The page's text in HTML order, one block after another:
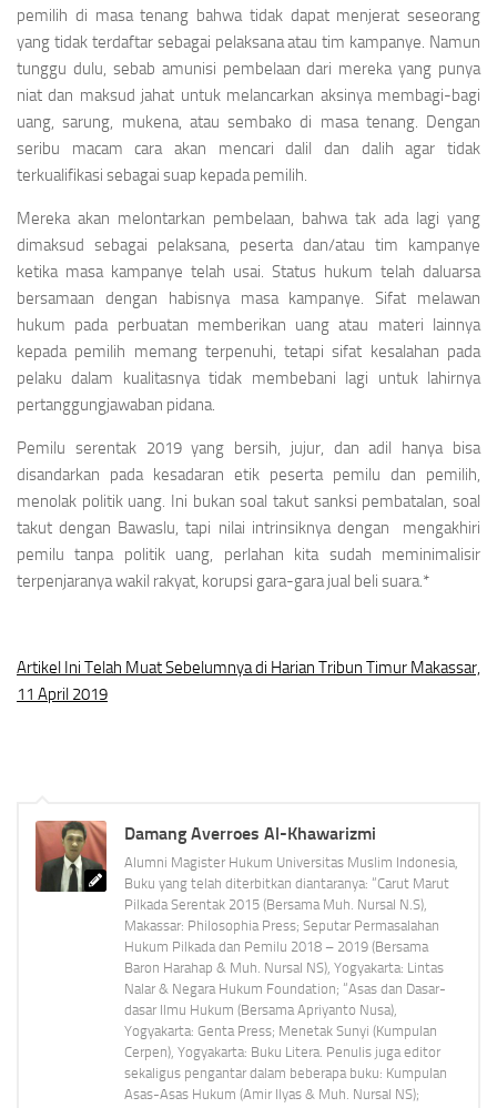
pemilih di masa tenang bahwa tidak dapat menjerat seseorang
yang tidak terdaftar sebagai pelaksana atau tim kampanye. Namun
tunggu dulu, sebab amunisi pembelaan dari mereka yang punya
niat dan maksud jahat untuk melancarkan aksinya membagi-bagi
uang, sarung, mukena, atau sembako di masa tenang. Dengan
seribu macam cara akan mencari dalil dan dalih agar tidak
terkualifikasi sebagai suap kepada pemilih.
Mereka akan melontarkan pembelaan, bahwa tak ada lagi yang
dimaksud sebagai pelaksana, peserta dan/atau tim kampanye
ketika masa kampanye telah usai. Status hukum telah daluarsa
bersamaan dengan habisnya masa kampanye. Sifat melawan
hukum pada perbuatan memberikan uang atau materi lainnya
kepada pemilih memang terpenuhi, tetapi sifat kesalahan pada
pelaku dalam kualitasnya tidak membebani lagi untuk lahirnya
pertanggungjawaban pidana.
Pemilu serentak 2019 yang bersih, jujur, dan adil hanya bisa
disandarkan pada kesadaran etik peserta pemilu dan pemilih,
menolak politik uang. Ini bukan soal takut sanksi pembatalan, soal
takut dengan Bawaslu, tapi nilai intrinsiknya dengan mengakhiri
pemilu tanpa politik uang, perlahan kita sudah meminimalisir
terpenjaranya wakil rakyat, korupsi gara-gara jual beli suara.*
Artikel Ini Telah Muat Sebelumnya di Harian Tribun Timur Makassar,
11 April 2019
Damang Averroes Al-Khawarizmi
Alumni Magister Hukum Universitas Muslim Indonesia,
Buku yang telah diterbitkan diantaranya: “Carut Marut
Pilkada Serentak 2015 (Bersama Muh. Nursal N.S),
Makassar: Philosophia Press; Seputar Permasalahan
Hukum Pilkada dan Pemilu 2018 – 2019 (Bersama
Baron Harahap & Muh. Nursal NS), Yogyakarta: Lintas
Nalar & Negara Hukum Foundation; “Asas dan Dasar-
dasar Ilmu Hukum (Bersama Apriyanto Nusa),
Yogyakarta: Genta Press; Menetak Sunyi (Kumpulan
Cerpen), Yogyakarta: Buku Litera. Penulis juga editor
sekaligus pengantar dalam beberapa buku: Kumpulan
Asas-Asas Hukum (Amir Ilyas & Muh. Nursal NS);